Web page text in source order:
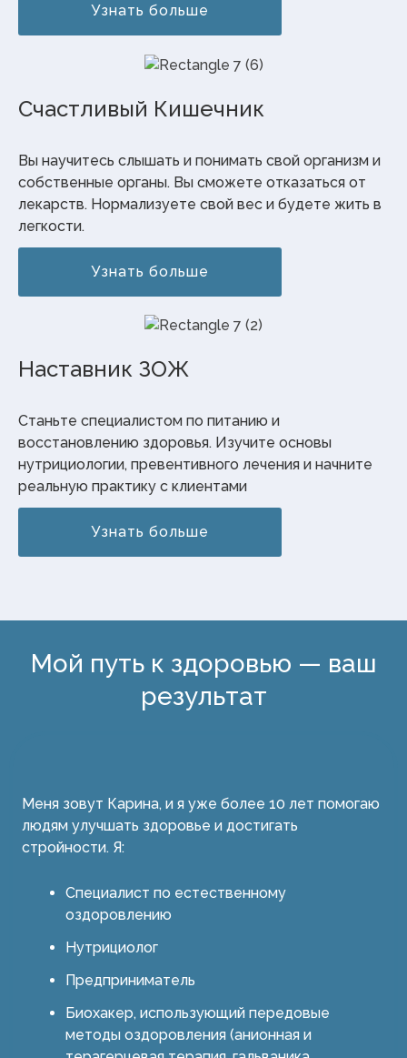
Узнать больше
Счастливый Кишечник
Вы научитесь слышать и понимать свой организм и
собственные органы. Вы сможете отказаться от
лекарств. Нормализуете свой вес и будете жить в
легкости.
Узнать больше
Наставник ЗОЖ
Станьте специалистом по питанию и
восстановлению здоровья. Изучите основы
нутрициологии, превентивного лечения и начните
реальную практику с клиентами
Узнать больше
Мой путь к здоровью — ваш
результат
Меня зовут Карина, и я уже более 10 лет помогаю
людям улучшать здоровье и достигать
стройности. Я:
Специалист по естественному
оздоровлению
Нутрициолог
Предприниматель
Биохакер, использующий передовые
методы оздоровления (анионная и